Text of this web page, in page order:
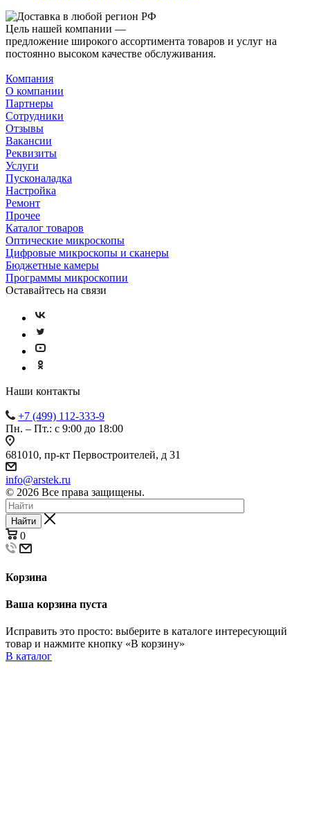
Цель нашей компании —
предложение широкого ассортимента товаров и услуг на
постоянно высоком качестве обслуживания.
Компания
О компании
Партнеры
Сотрудники
Отзывы
Вакансии
Реквизиты
Услуги
Пусконаладка
Настройка
Ремонт
Прочее
Каталог товаров
Оптические микроскопы
Цифровые микроскопы и сканеры
Бюджетные камеры
Программы микроскопии
Оставайтесь на связи
Наши контакты
+7 (499) 112-333-9
Пн. – Пт.: с 9:00 до 18:00
681010, пр-кт Первостроителей, д 31
info@arstek.ru
© 2026 Все права защищены.
Найти
0
Корзина
Ваша корзина пуста
Исправить это просто: выберите в каталоге интересующий
товар и нажмите кнопку «В корзину»
В каталог